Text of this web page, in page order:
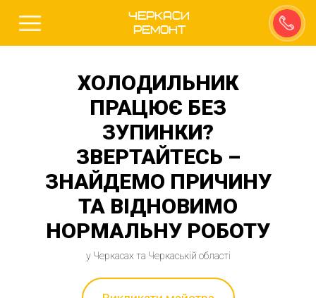
Черкаси
Ремонт
ХОЛОДИЛЬНИК
ПРАЦЮЄ БЕЗ
ЗУПИНКИ?
ЗВЕРТАЙТЕСЬ –
ЗНАЙДЕМО ПРИЧИНУ
ТА ВІДНОВИМО
НОРМАЛЬНУ РОБОТУ
у Черкасах та Черкаській області